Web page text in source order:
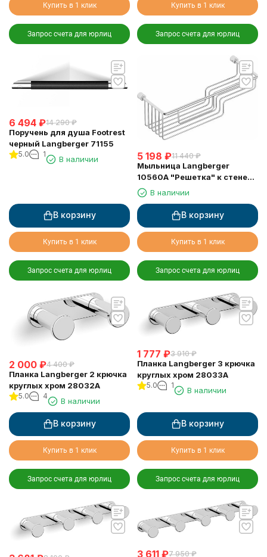
Купить в 1 клик
Запрос счета для юрлиц
Купить в 1 клик
Запрос счета для юрлиц
6 494 ₽14 290 ₽
Поручень для душа Footrest
черный Langberger 71155
5.0 1
В наличии
В корзину
Купить в 1 клик
Запрос счета для юрлиц
5 198 ₽11 440 ₽
Мыльница Langberger
10560A "Решетка" к стене
двойная хромированная
В наличии
В корзину
Купить в 1 клик
Запрос счета для юрлиц
2 000 ₽4 400 ₽
Планка Langberger 2 крючка
круглых хром 28032A
5.0 4
В наличии
В корзину
Купить в 1 клик
Запрос счета для юрлиц
1 777 ₽3 910 ₽
Планка Langberger 3 крючка
круглых хром 28033A
5.0 1
В наличии
В корзину
Купить в 1 клик
Запрос счета для юрлиц
3 611 ₽7 950 ₽